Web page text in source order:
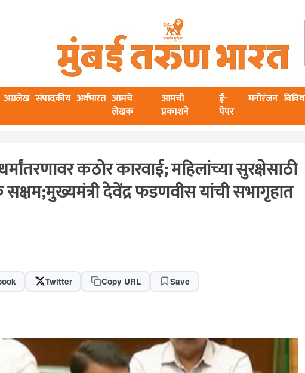
अग्रलेख संपादकीय अर्थभारत आमचे
लेखक
आमची
प्रकाशने
ई-
पेपर
मनोरंजन विविध
कठोर कारवाई; महिलांच्या सुरक्षेसाठी
देवेंद्र फडणवीस यांची सभागृहात
Twitter Copy URL Save